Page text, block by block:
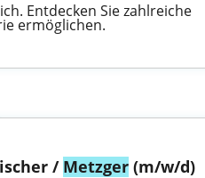
Entdecken Sie zahlreiche
ermöglichen.
/ Metzger (m/w/d)